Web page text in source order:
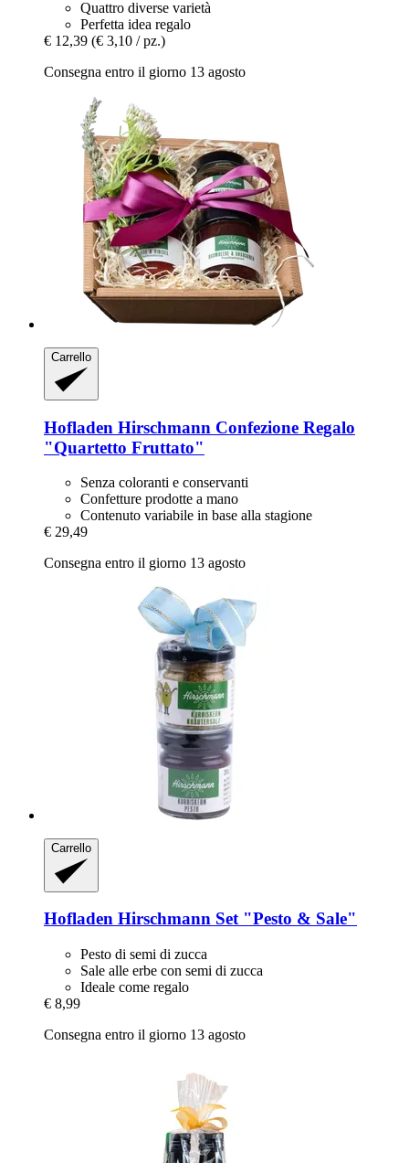
Quattro diverse varietà
Perfetta idea regalo
€ 12,39 (€ 3,10 / pz.)
Consegna entro il giorno 13 agosto
Carrello
Hofladen Hirschmann Confezione Regalo
"Quartetto Fruttato"
Senza coloranti e conservanti
Confetture prodotte a mano
Contenuto variabile in base alla stagione
€ 29,49
Consegna entro il giorno 13 agosto
Carrello
Hofladen Hirschmann Set "Pesto & Sale"
Pesto di semi di zucca
Sale alle erbe con semi di zucca
Ideale come regalo
€ 8,99
Consegna entro il giorno 13 agosto